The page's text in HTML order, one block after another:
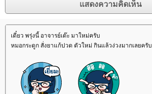
เดี๋ยว พรุ่งนี้ อาจารย์เต๊ะ มาใหม่ครับ
หมอกระดูก สั่งยาแก้ปวด ตัวใหม่ กินแล้วง่วงมากเลยครับ